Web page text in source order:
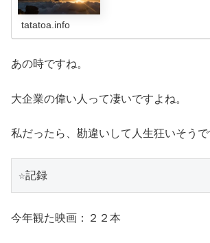
tatatoa.info
あの時ですね。
大企業の偉い人って凄いですよね。
私だったら、勘違いして人生狂いそうで
☆記録
今年観た映画：２２本